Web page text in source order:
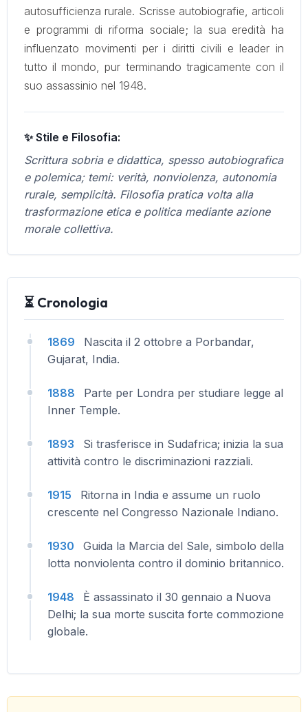
autosufficienza rurale. Scrisse autobiografie, articoli
e programmi di riforma sociale; la sua eredità ha
influenzato movimenti per i diritti civili e leader in
tutto il mondo, pur terminando tragicamente con il
suo assassinio nel 1948.
✨ Stile e Filosofia:
Scrittura sobria e didattica, spesso autobiografica
e polemica; temi: verità, nonviolenza, autonomia
rurale, semplicità. Filosofia pratica volta alla
trasformazione etica e politica mediante azione
morale collettiva.
⏳ Cronologia
1869
Nascita il 2 ottobre a Porbandar,
Gujarat, India.
1888
Parte per Londra per studiare legge al
Inner Temple.
1893
Si trasferisce in Sudafrica; inizia la sua
attività contro le discriminazioni razziali.
1915
Ritorna in India e assume un ruolo
crescente nel Congresso Nazionale Indiano.
1930
Guida la Marcia del Sale, simbolo della
lotta nonviolenta contro il dominio britannico.
1948
È assassinato il 30 gennaio a Nuova
Delhi; la sua morte suscita forte commozione
globale.